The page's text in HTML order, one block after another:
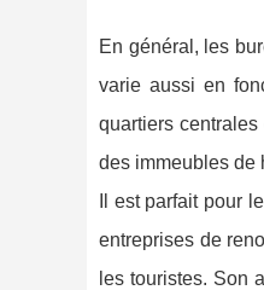
En général, les
varie aussi en
quartiers
des immeubles de
Il est parfait pour
entreprises de
les touristes. Son